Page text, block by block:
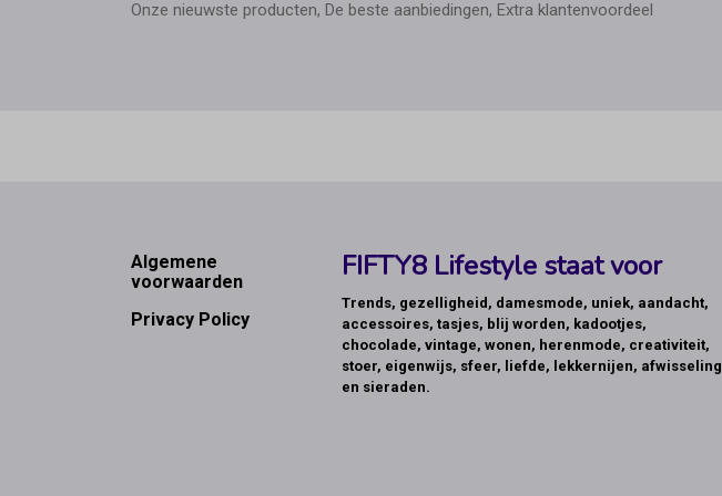
Onze nieuwste producten, De beste aanbiedingen, Extra klantenvoordeel
Footer
Algemene
voorwaarden
Privacy Policy
FIFTY8 Lifestyle staat voor
Trends, gezelligheid, damesmode, uniek, aandacht,
accessoires, tasjes, blij worden, kadootjes,
chocolade, vintage, wonen, herenmode, creativiteit,
stoer, eigenwijs, sfeer, liefde, lekkernijen, afwisseling
en sieraden.